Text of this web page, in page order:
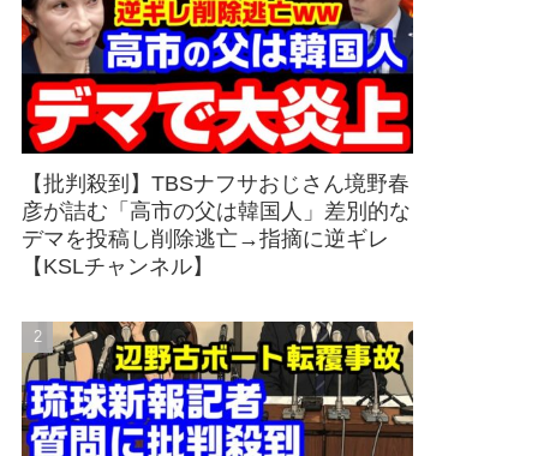
【批判殺到】TBSナフサおじさん境野春
彦が詰む「高市の父は韓国人」差別的な
デマを投稿し削除逃亡→指摘に逆ギレ
【KSLチャンネル】